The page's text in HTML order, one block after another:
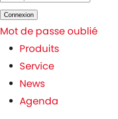
Connexion
Mot de passe oublié
Produits
Service
News
Agenda